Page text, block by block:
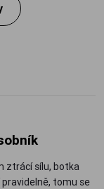
ztrácí sílu, botka
tomu se